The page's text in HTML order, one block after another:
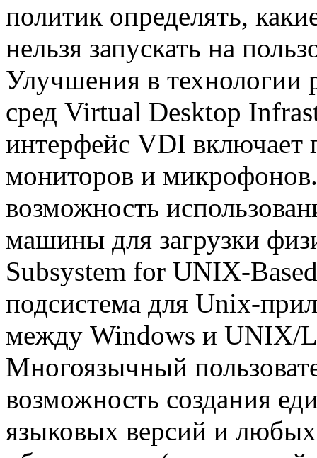
политик определять,
нельзя запускать на
Улучшения в технологии
сред Virtual Desktop
интерфейс VDI включает
мониторов и
возможность
машины для загрузки
Subsystem for UNIX-
подсистема для Unix-
между Windows и UNIX/
Многоязычный
возможность создания
языковых версий и